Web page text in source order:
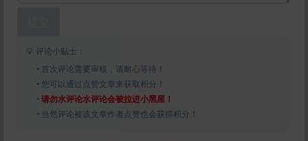
💡 评论小贴士：
• 首次评论需要审核，请耐心等待！
• 您可以通过点赞文章来获取积分！
• 请勿水评论水评论会被拉进小黑屋！
• 当然评论被该文章作者点赞也会获得积分！